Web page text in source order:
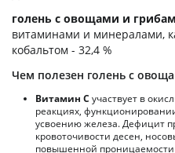
голень с овощами и
витаминами и минералами,
кобальтом - 32,4 %
Чем полезен голень с
Витамин С участвует в
реакциях,
усвоению железа. Дефицит
кровоточивости десен,
повышенной